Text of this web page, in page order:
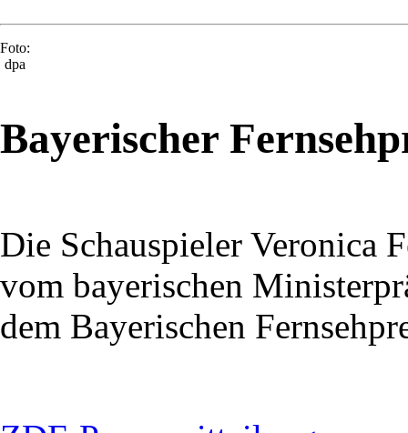
Foto:
dpa
Bayerischer
Die Schauspieler Veronica
vom bayerischen
dem Bayerischen